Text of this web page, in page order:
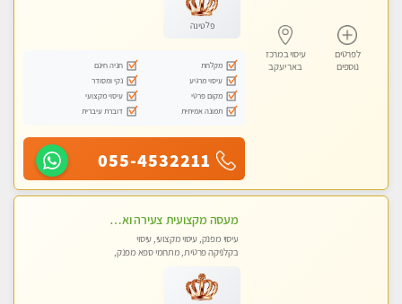
לפרטים
נוספים
עיסוי במרכז
באר יעקב
פלטינה
מקלחת
חניה חינם
עיסוי מרגיע
נקי ומסודר
מקום פרטי
עיסוי מקצועי
תמונה אמיתית
דוברת עיברית
055-4532211
מעסה מקצועית צעירה ואיכותית פרטי!!!בראשון- לציון
עיסוי מפנק, עיסוי מקצועי, עיסוי
בקלניקה פרטית, מתחמי ספא מפנק,